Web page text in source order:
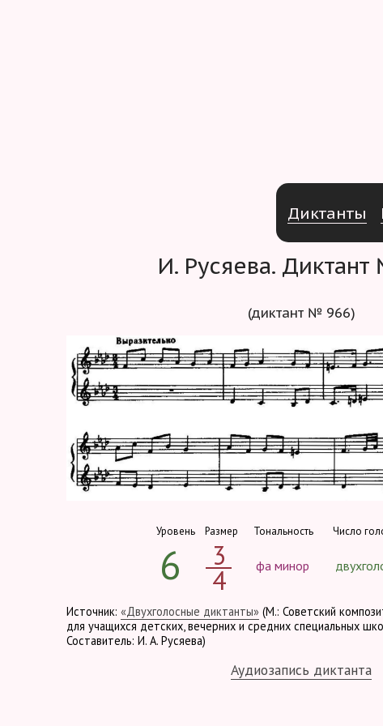
Диктанты
И. Русяева.
(диктант № 966)
Уровень
6
Размер
3
4
Тональность
фа минор
Число
Источник: «Двухголосные диктанты» (М.: Советский
для учащихся детских, вечерних и средних специальных
Составитель: И. А. Русяева)
Аудиозапись диктанта